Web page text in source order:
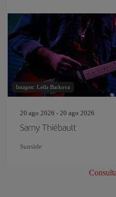
Imagen: Leila Barkova
20 ago 2026 - 20 ago 2026
Samy Thiébault
Sunside